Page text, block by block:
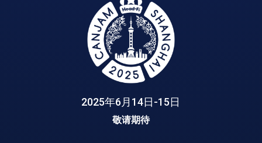
2025年6月14日-15日
敬请期待